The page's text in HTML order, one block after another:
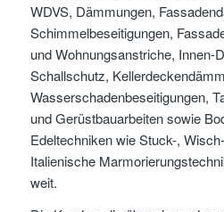
WDVS, Dämmungen,
Schimmelbeseitigungen,
und Wohnungsanstriche, Innen-
Schallschutz,
Wasserschadenbeseitigungen,
und Gerüstbauarbeiten sowie
Edeltechniken wie Stuck-,
Italienische
weit.